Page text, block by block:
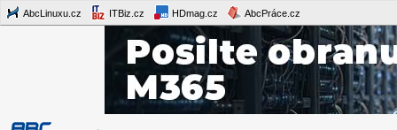
AbcLinuxu.cz ITBiz.cz HDmag.cz AbcPráce.cz